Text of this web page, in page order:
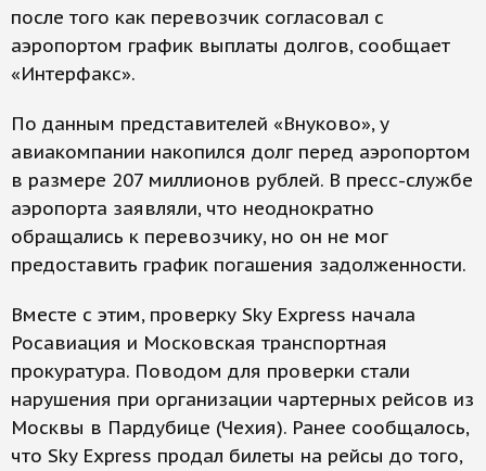
после того как перевозчик согласовал с
аэропортом график выплаты долгов, сообщает
«Интерфакс».
По данным представителей «Внуково», у
авиакомпании накопился долг перед аэропортом
в размере 207 миллионов рублей. В пресс-службе
аэропорта заявляли, что неоднократно
обращались к перевозчику, но он не мог
предоставить график погашения задолженности.
Вместе с этим, проверку Sky Express начала
Росавиация и Московская транспортная
прокуратура. Поводом для проверки стали
нарушения при организации чартерных рейсов из
Москвы в Пардубице (Чехия). Ранее сообщалось,
что Sky Express продал билеты на рейсы до того,